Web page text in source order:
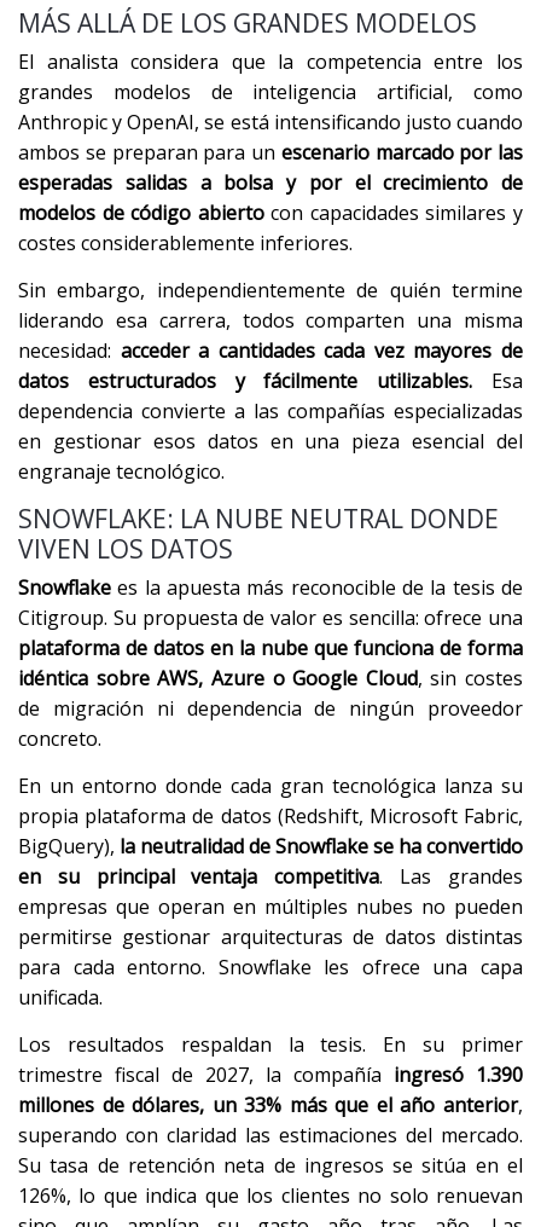
MÁS ALLÁ DE LOS GRANDES MODELOS
El analista considera que la competencia entre los
grandes modelos de inteligencia artificial, como
Anthropic y OpenAI, se está intensificando justo cuando
ambos se preparan para un escenario marcado por las
esperadas salidas a bolsa y por el crecimiento de
modelos de código abiertocon capacidades similares y
costes considerablemente inferiores.
Sin embargo, independientemente de quién termine
liderando esa carrera, todos comparten una misma
necesidad: acceder a cantidades cada vez mayores de
datos estructurados y fácilmente utilizables. Esa
dependencia convierte a las compañías especializadas
en gestionar esos datos en una pieza esencial del
engranaje tecnológico.
SNOWFLAKE: LA NUBE NEUTRAL DONDE
VIVEN LOS DATOS
Snowflake es la apuesta más reconocible de la tesis de
Citigroup. Su propuesta de valor es sencilla: ofrece una
plataforma de datos en la nube que funciona de forma
idéntica sobre AWS, Azure o Google Cloud, sin costes
de migración ni dependencia de ningún proveedor
concreto.
En un entorno donde cada gran tecnológica lanza su
propia plataforma de datos (Redshift, Microsoft Fabric,
BigQuery), la neutralidad de Snowflake se ha convertido
en su principal ventaja competitiva. Las grandes
empresas que operan en múltiples nubes no pueden
permitirse gestionar arquitecturas de datos distintas
para cada entorno. Snowflake les ofrece una capa
unificada.
Los resultados respaldan la tesis. En su primer
trimestre fiscal de 2027, la compañía ingresó 1.390
millones de dólares, un 33% más que el año anterior,
superando con claridad las estimaciones del mercado.
Su tasa de retención neta de ingresos se sitúa en el
126%, lo que indica que los clientes no solo renuevan